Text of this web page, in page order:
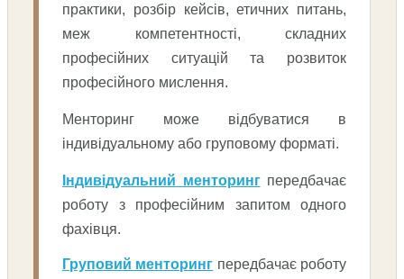
практики, розбір кейсів, етичних питань,
меж компетентності, складних
професійних ситуацій та розвиток
професійного мислення.
Менторинг може відбуватися в
індивідуальному або груповому форматі.
Індивідуальний менторингпередбачає
роботу з професійним запитом одного
фахівця.
Груповий менторинг передбачає роботу